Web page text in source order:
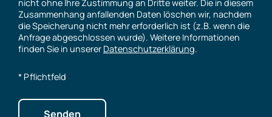
nicht ohne Ihre Zustimmung an Dritte weiter. Die in diesem
Zusammenhang anfallenden Daten löschen wir, nachdem
die Speicherung nicht mehr erforderlich ist (z.B. wenn die
Anfrage abgeschlossen wurde). Weitere Informationen
finden Sie in unserer Datenschutzerklärung.
* Pflichtfeld